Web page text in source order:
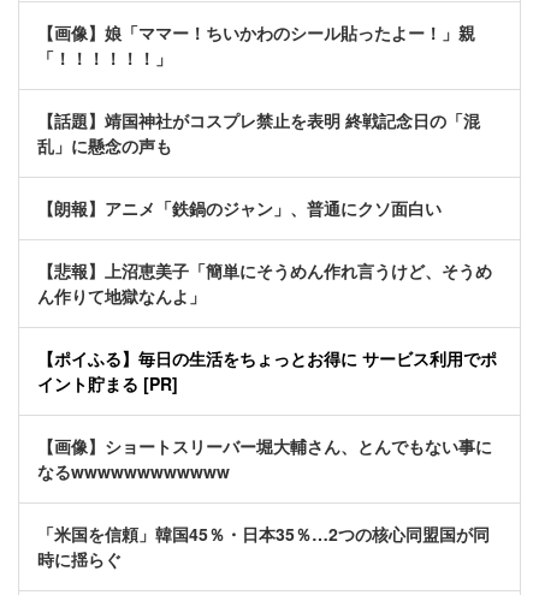
【画像】娘「ママー！ちいかわのシール貼ったよー！」親
「！！！！！！」
【話題】靖国神社がコスプレ禁止を表明 終戦記念日の「混
乱」に懸念の声も
【朗報】アニメ「鉄鍋のジャン」、普通にクソ面白い
【悲報】上沼恵美子「簡単にそうめん作れ言うけど、そうめ
ん作りて地獄なんよ」
【ポイふる】毎日の生活をちょっとお得に サービス利用でポ
イント貯まる [PR]
【画像】ショートスリーバー堀大輔さん、とんでもない事に
なるwwwwwwwwwwww
「米国を信頼」韓国45％・日本35％…2つの核心同盟国が同
時に揺らぐ